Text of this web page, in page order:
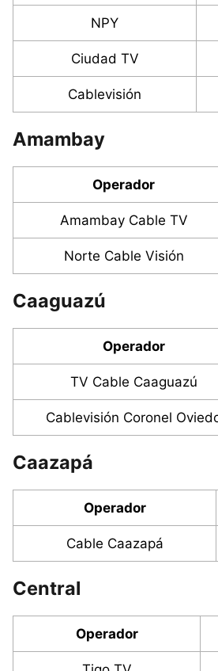
NPY
Ciudad TV
Cablevisión
Amambay
Operador
Amambay Cable TV
Norte Cable Visión
Caaguazú
Operador
TV Cable Caaguazú
Cablevisión Coronel
Caazapá
Operador
Cable Caazapá
Central
Operador